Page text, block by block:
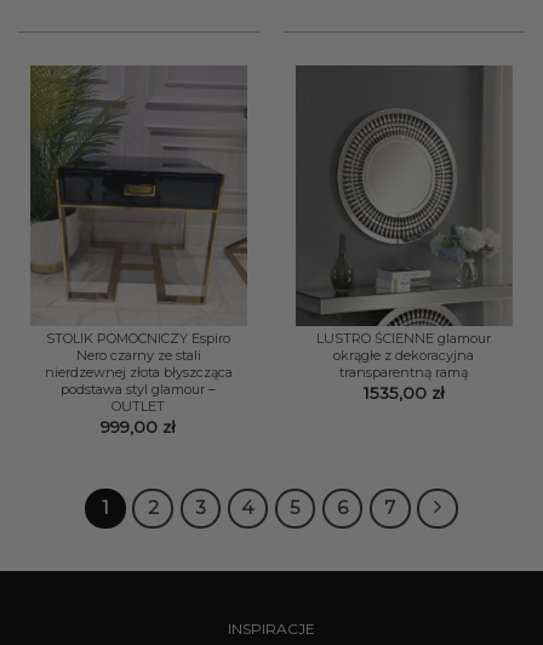
STOLIK POMOCNICZY Espiro
Nero czarny ze stali
nierdzewnej złota błyszcząca
podstawa styl glamour –
OUTLET
999,00 zł
LUSTRO ŚCIENNE glamour
okrągłe z dekoracyjna
transparentną ramą
1535,00 zł
1 2 3 4 5 6 7
INSPIRACJE